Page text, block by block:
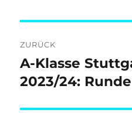
ZURÜCK
Vorheriger
Beitrag:
A-Klasse
2023/24: